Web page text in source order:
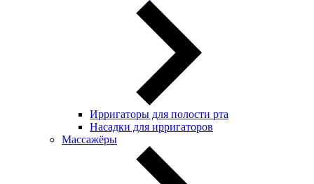
Ирригаторы для полости рта
Насадки для ирригаторов
Массажёры